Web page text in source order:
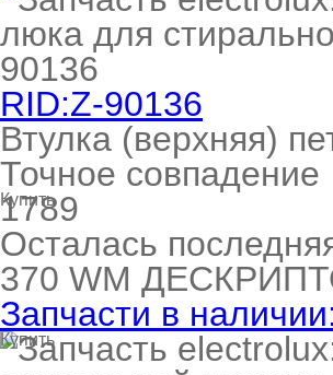
RID:Z-90136
Втулка (верхняя)
Точное совпадение
Купить
1789
Осталась
370 WM
Запчасти в наличии:
Купить